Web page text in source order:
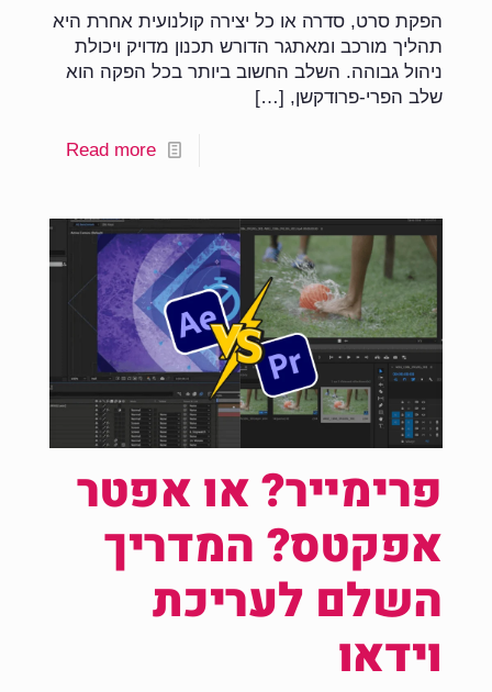
הפקת סרט, סדרה או כל יצירה קולנועית אחרת היא
תהליך מורכב ומאתגר הדורש תכנון מדויק ויכולת
ניהול גבוהה. השלב החשוב ביותר בכל הפקה הוא
שלב הפרי-פרודקשן, […]
Read more
פרימייר? או אפטר
אפקטס? המדריך
השלם לעריכת
וידאו